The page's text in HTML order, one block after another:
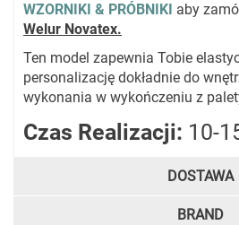
WZORNIKI & PRÓBNIKI aby
Welur Novatex.
Ten model zapewnia Tobie
personalizację dokładnie do
wykonania w wykończeniu z
Czas Realizacji: 10-
DOSTAWA
BRAND